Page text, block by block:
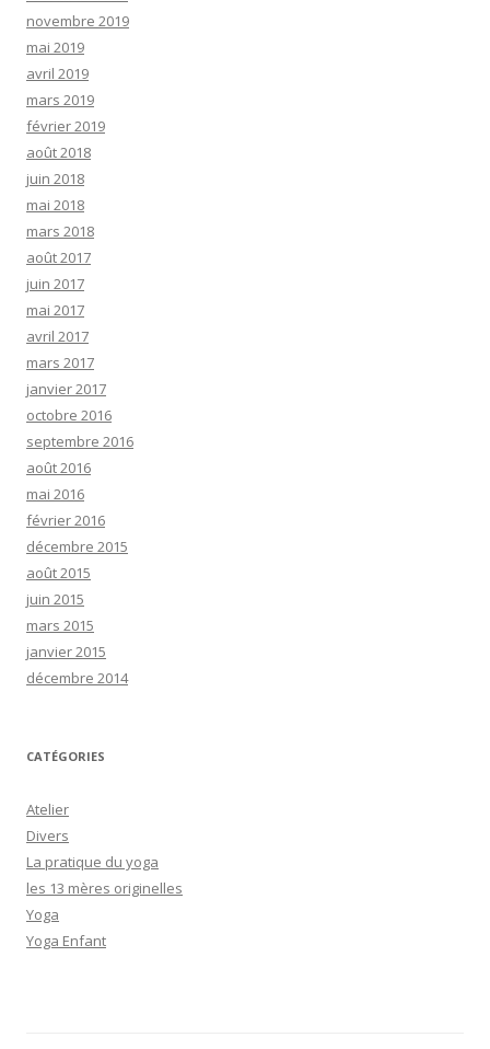
novembre 2019
mai 2019
avril 2019
mars 2019
février 2019
août 2018
juin 2018
mai 2018
mars 2018
août 2017
juin 2017
mai 2017
avril 2017
mars 2017
janvier 2017
octobre 2016
septembre 2016
août 2016
mai 2016
février 2016
décembre 2015
août 2015
juin 2015
mars 2015
janvier 2015
décembre 2014
CATÉGORIES
Atelier
Divers
La pratique du yoga
les 13 mères originelles
Yoga
Yoga Enfant